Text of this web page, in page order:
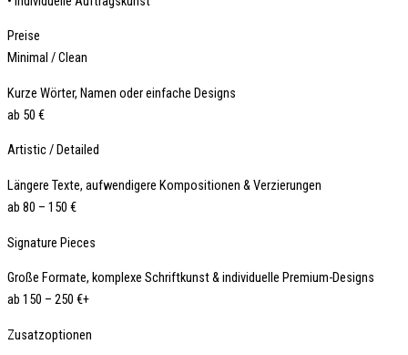
Preise
Minimal / Clean
Kurze Wörter, Namen oder einfache Designs
ab 50 €
Artistic / Detailed
Längere Texte, aufwendigere Kompositionen & Verzierungen
ab 80 – 150 €
Signature Pieces
Große Formate, komplexe Schriftkunst & individuelle Premium-Designs
ab 150 – 250 €+
Zusatzoptionen